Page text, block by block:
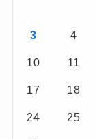
3 4
10 11
17 18
24 25